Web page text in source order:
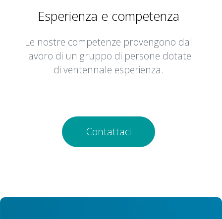
Esperienza e competenza
Le nostre competenze provengono dal
lavoro di un gruppo di persone dotate
di ventennale esperienza.
Contattaci